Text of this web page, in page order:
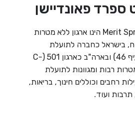
פאונדיישן
Merit Spread Foundation הינו ארגון ללא מטרות
בישראל כחברה לתועלת
הציבור בישראל (סעיף 46) ובארה"ב כארגון 501 (C-
רבות ומגוונות לתועלת
רחבים וכוללים חינוך, בריאות,
ועוד.